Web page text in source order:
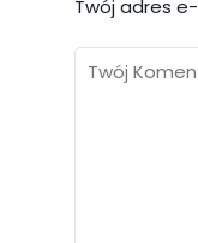
Twój adres